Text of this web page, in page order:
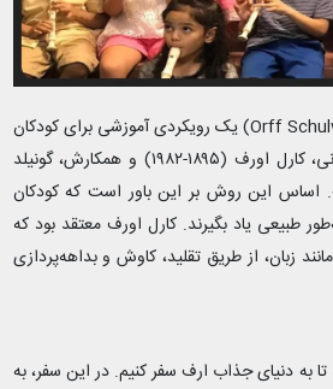
روش ارف (به انگلیسی Orff Schulwerk) یک رویکردی آموزشی برای کودکان
است که توسط آهنگساز آلمانی، کارل اورف (۱۸۹۵-۱۹۸۲) و همکارش، گونیلد
اساس این روش بر این باور است که کودکان
طبیعی یاد بگیرند. کارل اورف معتقد بود که
زبان، از طریق تقلید، کاوش و بداهه‌پردازی
تا به دنیای جذاب ارف سفر کنیم. در این سفر، به